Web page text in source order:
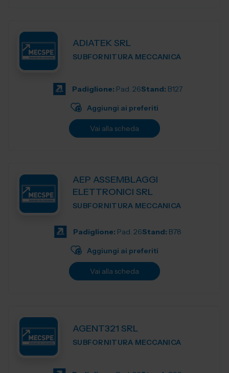
ADIATEK SRL
SUBFORNITURA MECCANICA
Padiglione: Pad. 26Stand: B127
Aggiungi ai preferiti
Vai alla scheda
AEP ASSEMBLAGGI
ELETTRONICI SRL
SUBFORNITURA MECCANICA
Padiglione: Pad. 26Stand: B78
Aggiungi ai preferiti
Vai alla scheda
AGENT321 SRL
SUBFORNITURA MECCANICA